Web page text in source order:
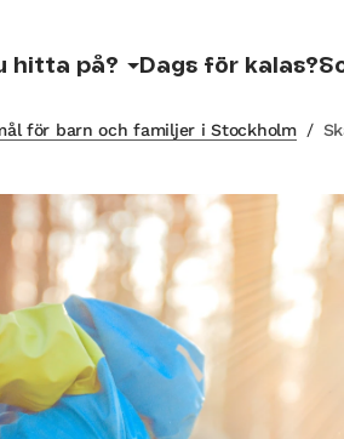
hitta på? Dags för kalas?
för barn och familjer i Stockholm /